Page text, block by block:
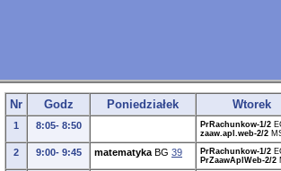
Nr Godz Poniedziałek Wtorek
1 8:05- 8:50 PrRachunkow-1/2
zaaw.apl.web-2/2
2 9:00- 9:45 matematyka BG 39 PrRachunkow-1/2
PrZaawAplWeb-2/2